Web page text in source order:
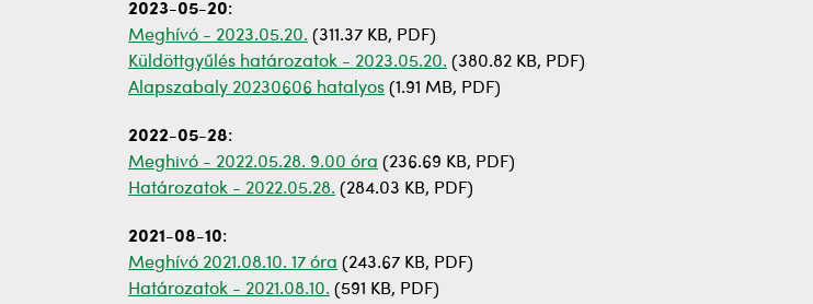
2023-05-20:
Meghívó - 2023.05.20. (311.37 KB, PDF)
Küldöttgyűlés határozatok - 2023.05.20. (380.82 KB, PDF)
Alapszabaly 20230606 hatalyos (1.91 MB, PDF)
2022-05-28:
Meghivó - 2022.05.28. 9.00 óra (236.69 KB, PDF)
Határozatok - 2022.05.28. (284.03 KB, PDF)
2021-08-10:
Meghívó 2021.08.10. 17 óra (243.67 KB, PDF)
Határozatok - 2021.08.10. (591 KB, PDF)